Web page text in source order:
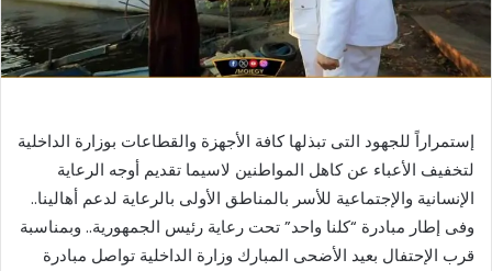
إستمراراً للجهود التى تبذلها كافة الأجهزة والقطاعات بوزارة الداخلية
لتخفيف الأعباء عن كاهل المواطنين لاسيما تقديم أوجه الرعاية
الإنسانية والإجتماعية للأسر بالمناطق الأولى بالرعاية لدعم أهالينا..
وفى إطار مبادرة “كلنا واحد” تحت رعاية رئيس الجمهورية.. وبمناسبة
قرب الإحتفال بعيد الأضحى المبارك وزارة الداخلية تواصل مبادرة